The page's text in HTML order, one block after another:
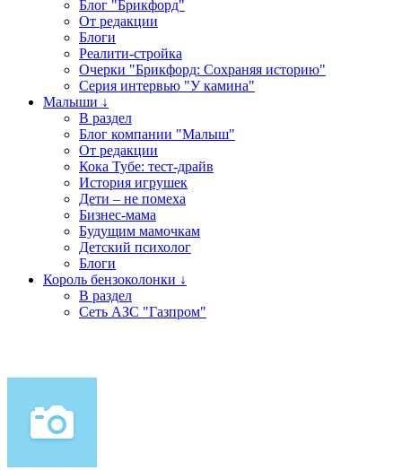
Блог "Брикфорд"
От редакции
Блоги
Реалити-стройка
Очерки "Брикфорд: Сохраняя историю"
Серия интервью "У камина"
Малыши ↓
В раздел
Блог компании "Малыш"
От редакции
Кока Тубе: тест-драйв
История игрушек
Дети – не помеха
Бизнес-мама
Будущим мамочкам
Детский психолог
Блоги
Король бензоколонки ↓
В раздел
Сеть АЗС "Газпром"